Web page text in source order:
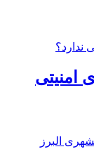
امنیتی